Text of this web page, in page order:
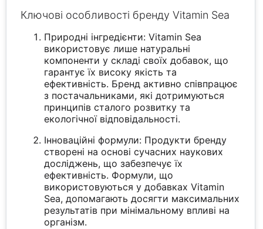
Ключові особливості бренду Vitamin Sea
Природні інгредієнти: Vitamin Sea
використовує лише натуральні
компоненти у складі своїх добавок, що
гарантує їх високу якість та
ефективність. Бренд активно співпрацює
з постачальниками, які дотримуються
принципів сталого розвитку та
екологічної відповідальності.
Інноваційні формули: Продукти бренду
створені на основі сучасних наукових
досліджень, що забезпечує їх
ефективність. Формули, що
використовуються у добавках Vitamin
Sea, допомагають досягти максимальних
результатів при мінімальному впливі на
організм.